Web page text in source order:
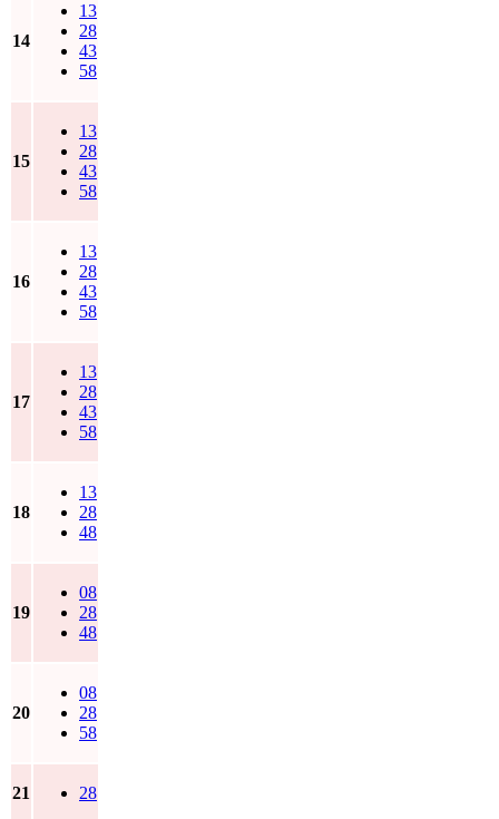
14
13
28
43
58
15
13
28
43
58
16
13
28
43
58
17
13
28
43
58
18
13
28
48
19
08
28
48
20
08
28
58
21 28